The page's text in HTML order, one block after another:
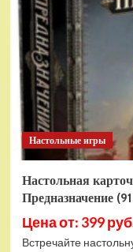
Андор
Настольные игры
Настольная
Предназначение
Цена от: 399
Встречайте